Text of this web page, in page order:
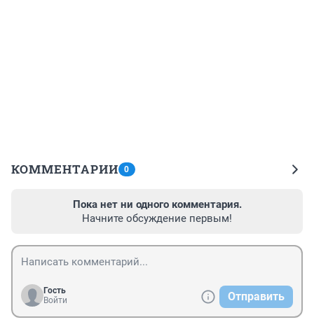
КОММЕНТАРИИ 0
Пока нет ни одного комментария.
Начните обсуждение первым!
Гость
Войти
Отправить